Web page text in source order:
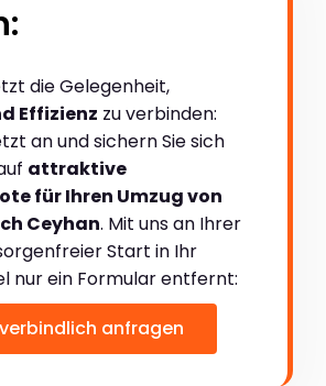
die Gelegenheit,
Effizienz zu verbinden:
an und sichern Sie sich
attraktive
für Ihren Umzug von
Ceyhan. Mit uns an Ihrer
Start in Ihr
nur ein Formular entfernt:
anfragen